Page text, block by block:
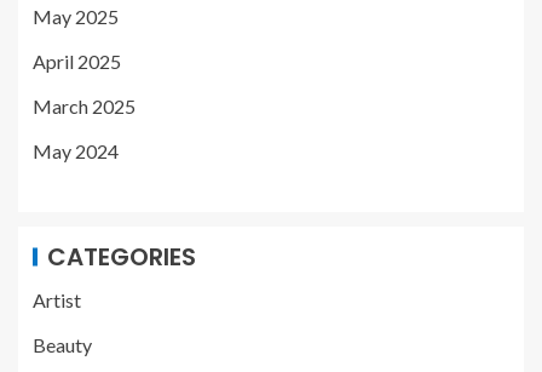
May 2025
April 2025
March 2025
May 2024
CATEGORIES
Artist
Beauty